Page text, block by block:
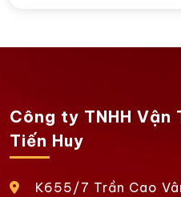
Công ty TNHH Vận
Tiến Huy
K655/7 Trần Cao